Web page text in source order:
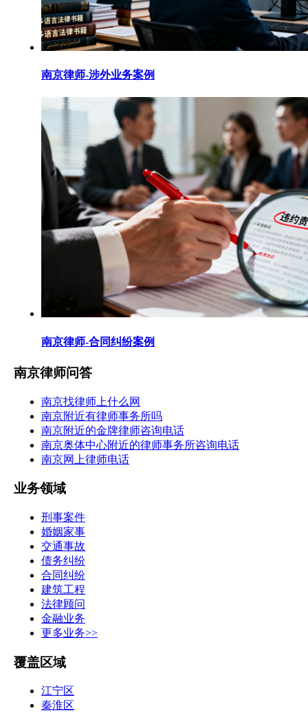
南京律师-涉外业务案例
南京律师-合同纠纷案例
南京律师问答
南京找律师上什么网
南京附近有律师事务所吗
南京附近的金牌律师咨询电话
南京奥体中心附近的律师事务所咨询电话
南京网上律师电话
业务领域
刑事案件
婚姻家事
交通事故
债务纠纷
合同纠纷
建筑工程
法律顾问
金融业务
更多业务>>
覆盖区域
江宁区
秦淮区